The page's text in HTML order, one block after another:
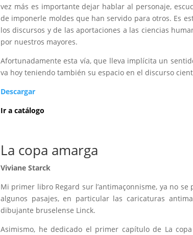
vez más es importante dejar hablar al personaje,
de imponerle moldes que han servido para otros. Es
los discursos y de las aportaciones a las ciencias
por nuestros mayores.
Afortunadamente esta vía, que lleva implícita un
va hoy teniendo también su espacio en el discurso
Descargar
Ir a catálogo
La copa amarga
Viviane Starck
Mi primer libro Regard sur l’antimaçonnisme, ya no
algunos pasajes, en particular las caricaturas
dibujante bruselense Linck.
Asimismo, he dedicado el primer capítulo de La